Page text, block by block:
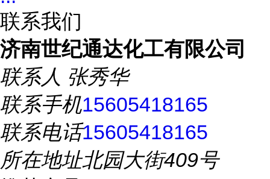
联系我们
济南世纪通达化工有限公司
联系人 张秀华
联系手机15605418165
联系电话15605418165
所在地址北园大街409号